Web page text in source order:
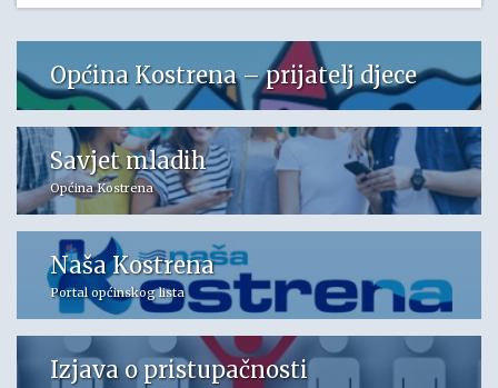
Općina Kostrena – prijatelj djece
Savjet mladih
Općina Kostrena
Naša Kostrena
Portal općinskog lista
Izjava o pristupačnosti